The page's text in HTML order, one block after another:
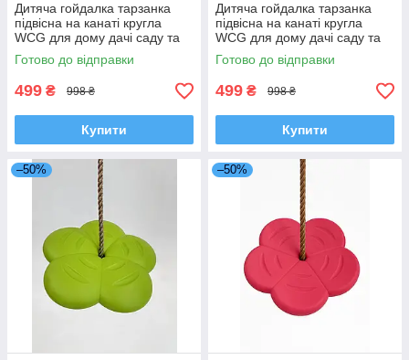
Дитяча гойдалка тарзанка
підвісна на канаті кругла
WCG для дому дачі саду та
ігрового майданчику Зелений
Готово до відправки
499 ₴ 998 ₴
Купити
Дитяча гойдалка тарзанка
підвісна на канаті кругла
WCG для дому дачі саду та
ігрового майданчику
Графітовий
Готово до відправки
499 ₴ 998 ₴
Купити
–50% –50%